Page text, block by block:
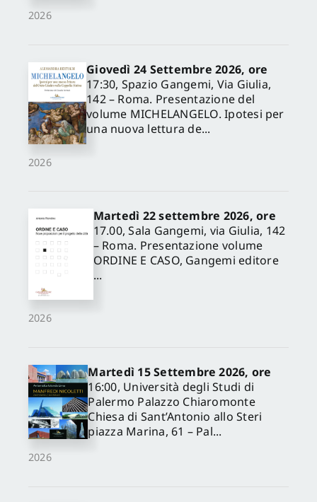
2026
2026
Giovedì 24 Settembre 2026, ore
17:30, Spazio Gangemi, Via Giulia,
142 – Roma. Presentazione del
volume MICHELANGELO. Ipotesi per
una nuova lettura de...
2026
Martedì 22 settembre 2026, ore
17.00, Sala Gangemi, via Giulia, 142
– Roma. Presentazione volume
ORDINE E CASO, Gangemi editore
...
2026
Martedì 15 Settembre 2026, ore
16:00, Università degli Studi di
Palermo Palazzo Chiaromonte
Chiesa di Sant’Antonio allo Steri
piazza Marina, 61 – Pal...